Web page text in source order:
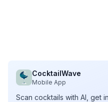
CocktailWave
Mobile App
Scan cocktails with AI, get